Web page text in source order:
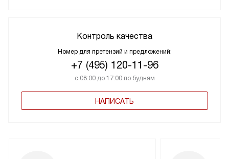
Контроль качества
Номер для претензий и предложений:
+7 (495) 120-11-96
с 08:00 до 17:00 по будням
НАПИСАТЬ